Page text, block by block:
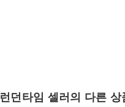
런던타임 셀러의 다른 상